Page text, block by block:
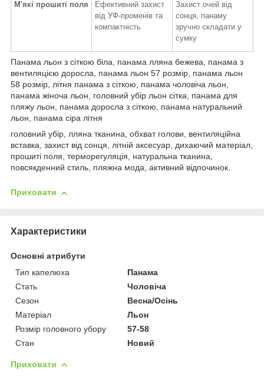
М'які прошиті поля
Ефективний захист
від УФ-променів та
компактність
Захист очей від
сонця, панаму
зручно складати у
сумку
Панама льон з сіткою біла, панама лляна бежева, панама з
вентиляцією доросла, панама льон 57 розмір, панама льон
58 розмір, літня панама з сіткою, панама чоловіча льон,
панама жіноча льон, головний убір льон сітка, панама для
пляжу льон, панама доросла з сіткою, панама натуральний
льон, панама сіра літня
головний убір, лляна тканина, обхват голови, вентиляційна
вставка, захист від сонця, літній аксесуар, дихаючий матеріал,
прошиті поля, терморегуляція, натуральна тканина,
повсякденний стиль, пляжна мода, активний відпочинок.
Приховати
Характеристики
Основні атрибути
Тип капелюха
Панама
Стать
Чоловіча
Сезон
Весна/Осінь
Матеріал
Льон
Розмір головного убору
57-58
Стан
Новий
Приховати